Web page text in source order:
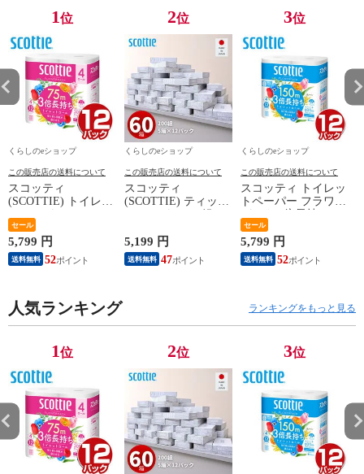
ス RISU 【送料
無料】
ス RISU 【送料
無料】
しゃれ 日本製 リ
ス RISU 【送料
無料】
1位
くらしのeショップ
この販売店の送料について
スコッティ
(SCOTTIE) トイレッ
パック 3倍長持ち 4
ロール(ダブル) 4ロー
ル×12(48ロール) 3倍
ロール 3倍巻 トイレ
製紙クレシア 【送料
無料】
セール
5,799 円
送料無料 52
2位
くらしのeショップ
この販売店の送料について
スコッティ
(SCOTTIE) ティッシ
ティシュペーパー ま
とめ買い ケース販売
ボックスティッシュ
5,199 円
送料無料 47
3位
くらしのeショップ
この販売店の送料について
スコッティ トイレッ
トペーパー フラワー
ロール (シングル) 4
ロール×12パック(48
ロール) トイレット
ロール トイレ紙 ト
とめ買い ケース販売
セール
5,799 円
送料無料 52
人気ランキング ランキングをもっと見る
1位 2位 3位